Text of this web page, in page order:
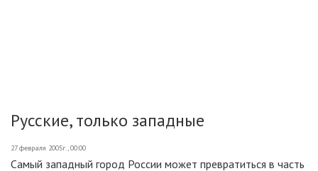
Русские, только западные
27 февраля 2005г., 00:00
Самый западный город России может превратиться в часть